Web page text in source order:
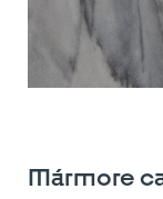
Mármore